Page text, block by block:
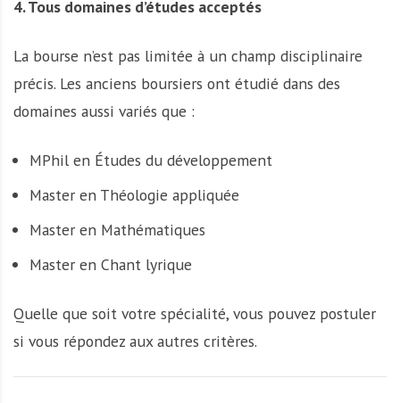
4. Tous domaines d’études acceptés
La bourse n’est pas limitée à un champ disciplinaire
précis. Les anciens boursiers ont étudié dans des
domaines aussi variés que :
MPhil en Études du développement
Master en Théologie appliquée
Master en Mathématiques
Master en Chant lyrique
Quelle que soit votre spécialité, vous pouvez postuler
si vous répondez aux autres critères.